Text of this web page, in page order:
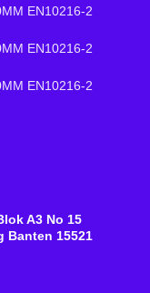
EN10216-2
EN10216-2
EN10216-2
A3 No 15
Banten 15521